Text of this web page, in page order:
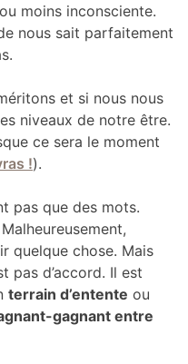
moins inconsciente.
nous sait parfaitement
et si nous nous
niveaux de notre être.
ce sera le moment
!).
pas que des mots.
quelque chose. Mais
pas d’accord. Il est
terrain d’entente ou
gagnant entre